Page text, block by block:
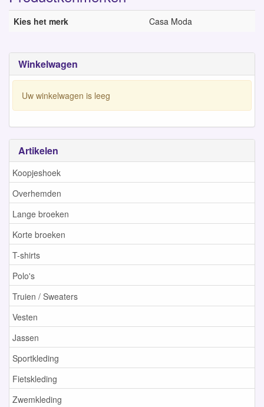
Winkelwagen
Uw winkelwagen is leeg
Artikelen
Koopjeshoek
Overhemden
Lange broeken
Korte broeken
T-shirts
Polo's
Truien / Sweaters
Vesten
Jassen
Sportkleding
Fietskleding
Zwemkleding
Kies het merk Casa Moda